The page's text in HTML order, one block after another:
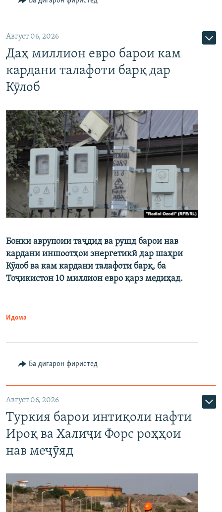
Август 06, 2026
Даҳ миллион евро барои кам
кардани талафоти барқ дар
Кӯлоб
Бонки аврупоии таҷдид ва рушд барои нав
кардани иншоотҳои энергетикӣ дар шаҳри
Кӯлоб ва кам кардани талафоти барқ, ба
Тоҷикистон 10 миллион евро қарз медиҳад.
Идома
Ба дигарон фиристед
Август 06, 2026
Туркия барои интиқоли нафти
Ироқ ва Халиҷи Форс роҳҳои
нав меҷӯяд